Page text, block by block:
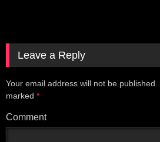
Leave a Reply
Your email address will not be published.
marked *
Comment